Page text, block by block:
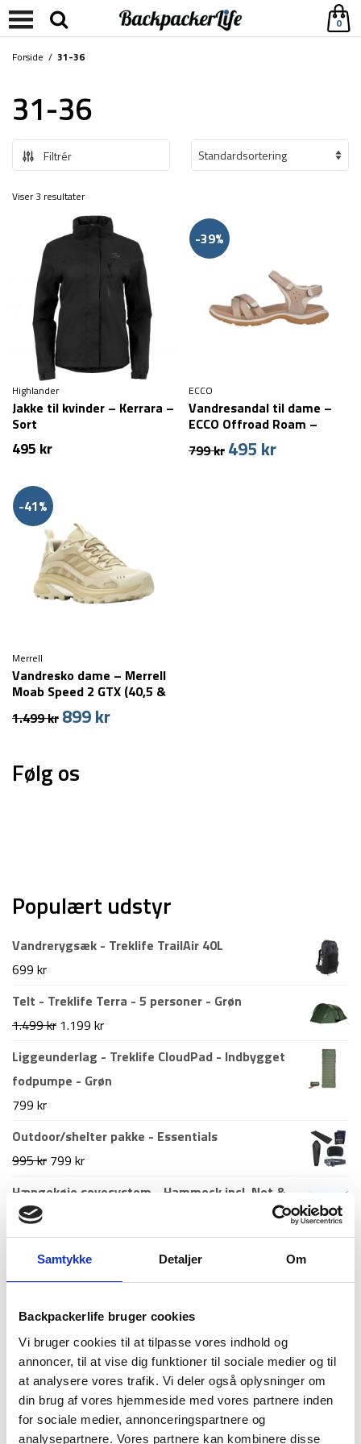
Samtykke Detaljer Om
Backpackerlife bruger cookies
Vi bruger cookies til at tilpasse vores indhold og
annoncer, til at vise dig funktioner til sociale medier og til
at analysere vores trafik. Vi deler også oplysninger om
din brug af vores hjemmeside med vores partnere inden
for sociale medier, annonceringspartnere og
analysepartnere. Vores partnere kan kombinere disse
0
Forside / 31-36
31-36
Filtrér
Viser 3 resultater
Highlander
Jakke til kvinder – Kerrara –
Sort
495 kr
-39%
ECCO
Vandresandal til dame –
ECCO Offroad Roam –
799kr Den
495 krDen
-41%
Merrell
Vandresko dame – Merrell
Moab Speed 2 GTX (40,5 &
42,5 tilbage)
1.499kr Den
var:
1.499 kr.
899krDen
Følg os
Populært udstyr
Vandrerygsæk - Treklife TrailAir 40L
699 kr
Telt - Treklife Terra - 5 personer - Grøn
1.499kr Den
oprindelige
1.199 krDen
aktuelle
Liggeunderlag - Treklife CloudPad - Indbygget
fodpumpe - Grøn
799 kr
Outdoor/shelter pakke - Essentials
995kr Den
oprindelige
var:
995 kr.
799 krDen
er:
799 kr.
Hængekøje sovesystem - Hammock incl. Net &
Tarp Combi
598krDen
oprindelige
pris
var:
598 kr.
349krDen
aktuelle
pris
er:
349 kr.
Roskilde festival pakkeliste 2026 – Alt du bør
have med
18. juni 2026
Guide til Grøn Koncert 2026: Alt du skal vide –
inkl. pakkeliste
26. marts 2026